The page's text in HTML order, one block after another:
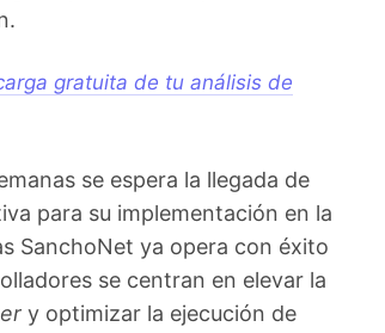
gratuita de tu análisis de
se espera la llegada de
para su implementación en la
SanchoNet ya opera con éxito
se centran en elevar la
y optimizar la ejecución de